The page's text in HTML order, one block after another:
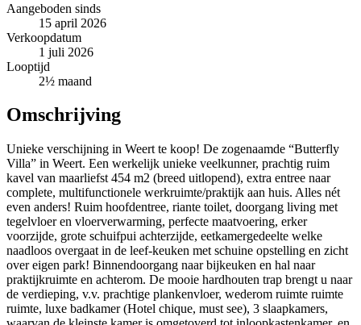
Aangeboden sinds
15 april 2026
Verkoopdatum
1 juli 2026
Looptijd
2½ maand
Omschrijving
Unieke verschijning in Weert te koop! De zogenaamde “Butterfly
Villa” in Weert. Een werkelijk unieke veelkunner, prachtig ruim
kavel van maarliefst 454 m2 (breed uitlopend), extra entree naar
complete, multifunctionele werkruimte/praktijk aan huis. Alles nét
even anders! Ruim hoofdentree, riante toilet, doorgang living met
tegelvloer en vloerverwarming, perfecte maatvoering, erker
voorzijde, grote schuifpui achterzijde, eetkamergedeelte welke
naadloos overgaat in de leef-keuken met schuine opstelling en zicht
over eigen park! Binnendoorgang naar bijkeuken en hal naar
praktijkruimte en achterom. De mooie hardhouten trap brengt u naar
de verdieping, v.v. prachtige plankenvloer, wederom ruimte ruimte
ruimte, luxe badkamer (Hotel chique, must see), 3 slaapkamers,